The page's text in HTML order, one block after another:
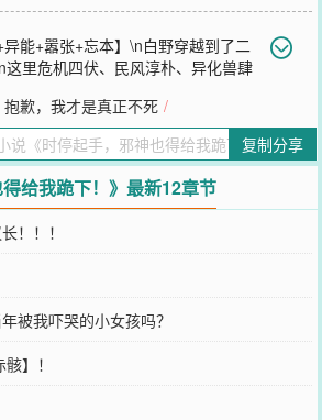
异能+嚣张+忘本】\n白野穿越到了二
里危机四伏、民风淳朴、异化兽肆
他深刻感悟到时间就是生命的真谛！\n面
认真劝诫：“我真不想浪费时间杀你们，要不
算过去了？”\n看着倒在血泊中的邪神，白野
了杀你，浪费了我多少时间？十秒！足足十
？”\n多年后。\n记者：白野先生，作为大灾
知道您为何如此成功？\n白野：珍惜时
把时间挥霍在无意义的事上，抓紧每一分
能拥抱未来！\n白野：啊？嗯！对，我就
代降临，许多人还未适应，他们十分茫
得当今人们应该怎么做？\n白野：珍惜时
的意思是，当今人们的终极目标，归根结
\n白野：为了珍惜时间。
邪神也得给我跪下！
的朋友推荐哦！
歉，我才是真正不死 /
复制分享
得给我跪下！》最新12章节
！！！
被我吓哭的小女孩吗？
】！